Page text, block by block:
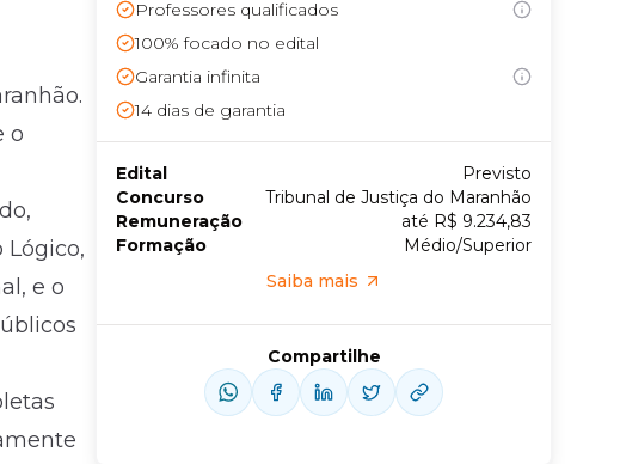
o
Lógico,
e o
Professores qualificados
100% focado no edital
Garantia infinita
14 dias de garantia
Edital
Previsto
Concurso
Tribunal de Justiça do Maranhão
Remuneração
até R$ 9.234,83
Formação
Médio/Superior
Saiba mais
Compartilhe